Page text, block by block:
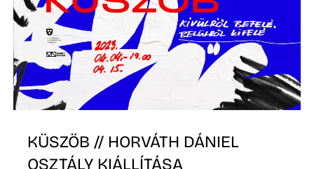
KÜSZÖB // HORVÁTH DÁNIEL
OSZTÁLY KIÁLLÍTÁSA